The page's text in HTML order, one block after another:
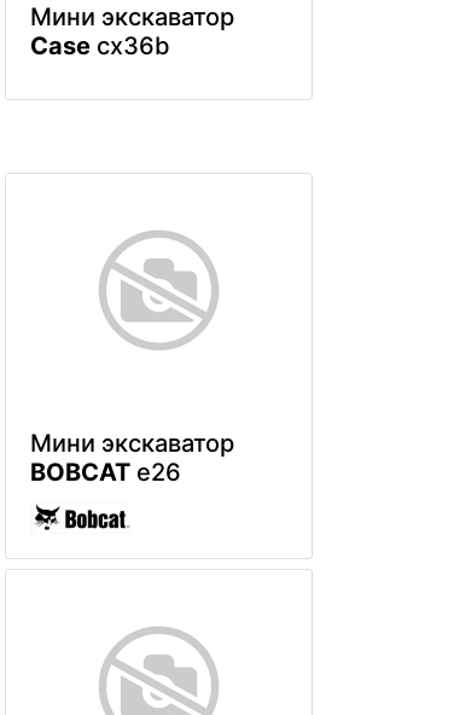
Мини экскаватор
Case cx36b
Мини экскаватор
BOBCAT e26